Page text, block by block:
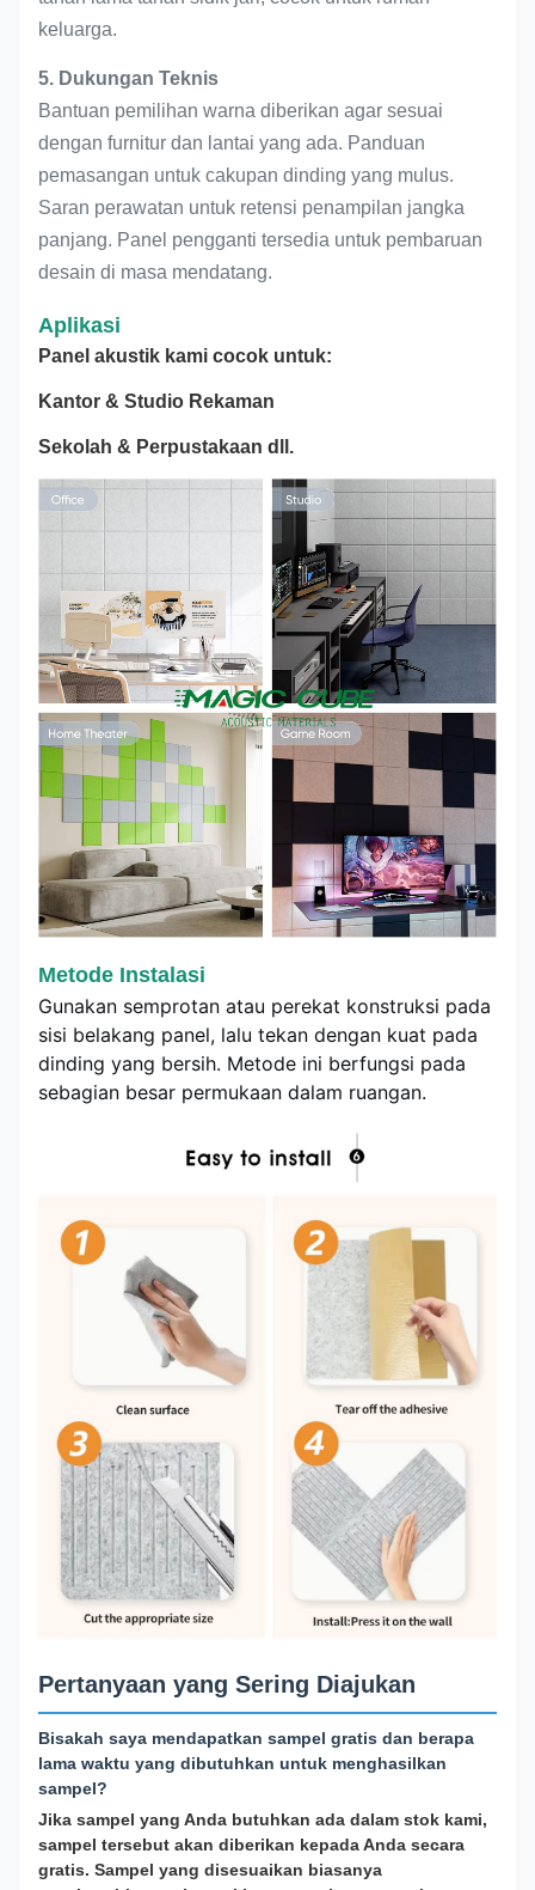
keluarga.
5. Dukungan Teknis
Bantuan pemilihan warna diberikan agar sesuai
dengan furnitur dan lantai yang ada. Panduan
pemasangan untuk cakupan dinding yang mulus.
Saran perawatan untuk retensi penampilan jangka
panjang. Panel pengganti tersedia untuk pembaruan
desain di masa mendatang.
Aplikasi
Panel akustik kami cocok untuk:
Kantor & Studio Rekaman
Sekolah & Perpustakaan dll.
Metode Instalasi
Gunakan semprotan atau perekat konstruksi pada
sisi belakang panel, lalu tekan dengan kuat pada
dinding yang bersih. Metode ini berfungsi pada
sebagian besar permukaan dalam ruangan.
Pertanyaan yang Sering Diajukan
Bisakah saya mendapatkan sampel gratis dan berapa
lama waktu yang dibutuhkan untuk menghasilkan
sampel?
Jika sampel yang Anda butuhkan ada dalam stok kami,
sampel tersebut akan diberikan kepada Anda secara
gratis. Sampel yang disesuaikan biasanya